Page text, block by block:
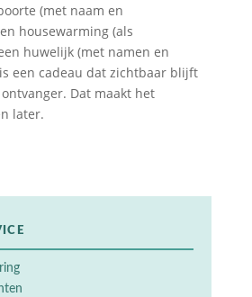
(met naam en
housewarming (als
huwelijk (met namen en
een cadeau dat zichtbaar blijft
Dat maakt het
later.